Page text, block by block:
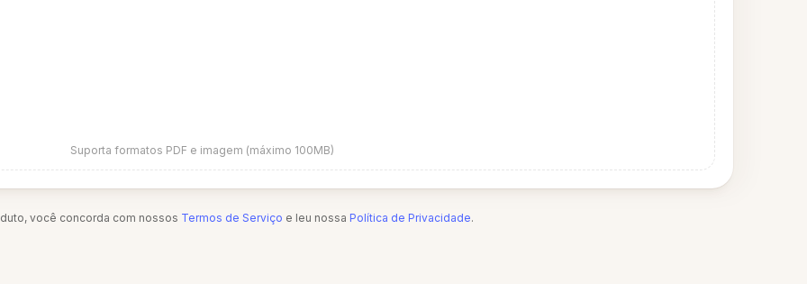
Suporta formatos PDF e imagem (máximo 100MB)
você concorda com nossos Termos de Serviço e leu nossa Política de Privacidade.